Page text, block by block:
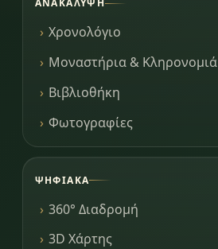
ΑΝΑΚΆΛΥΨΗ
Χρονολόγιο
Μοναστήρια & Κληρονομιά
Βιβλιοθήκη
Φωτογραφίες
ΨΗΦΙΑΚΆ
360° Διαδρομή
3D Χάρτης